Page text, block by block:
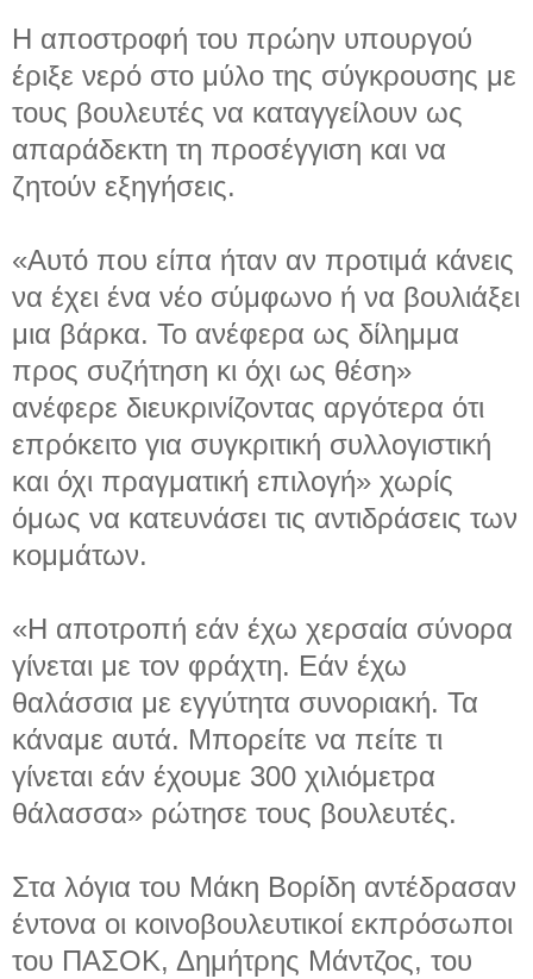
Η αποστροφή του πρώην υπουργού
έριξε νερό στο μύλο της σύγκρουσης με
τους βουλευτές να καταγγείλουν ως
απαράδεκτη τη προσέγγιση και να
ζητούν εξηγήσεις.
«Αυτό που είπα ήταν αν προτιμά κάνεις
να έχει ένα νέο σύμφωνο ή να βουλιάξει
μια βάρκα. Το ανέφερα ως δίλημμα
προς συζήτηση κι όχι ως θέση»
ανέφερε διευκρινίζοντας αργότερα ότι
επρόκειτο για συγκριτική συλλογιστική
και όχι πραγματική επιλογή» χωρίς
όμως να κατευνάσει τις αντιδράσεις των
κομμάτων.
«Η αποτροπή εάν έχω χερσαία σύνορα
γίνεται με τον φράχτη. Εάν έχω
θαλάσσια με εγγύτητα συνοριακή. Τα
κάναμε αυτά. Μπορείτε να πείτε τι
γίνεται εάν έχουμε 300 χιλιόμετρα
θάλασσα» ρώτησε τους βουλευτές.
Στα λόγια του Μάκη Βορίδη αντέδρασαν
έντονα οι κοινοβουλευτικοί εκπρόσωποι
του ΠΑΣΟΚ, Δημήτρης Μάντζος, του